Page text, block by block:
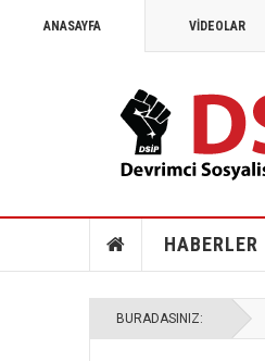
ANASAYFA VİDEOLAR
HABERLER
BURADASINIZ: